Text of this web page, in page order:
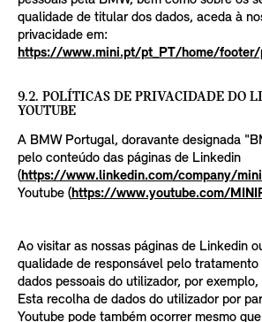
qualidade de titular dos dados, aceda à
privacidade em:
https://www.mini.pt/pt_PT/home/
9.2. POLÍTICAS DE PRIVACIDADE DO
YOUTUBE
A BMW Portugal, doravante designada
pelo conteúdo das páginas de Linkedin
(https://www.linkedin.com/company/
Youtube (https://www.youtube.com/
Ao visitar as nossas páginas de Linkedin
qualidade de responsável pelo
dados pessoais do utilizador, por
Esta recolha de dados do utilizador por
Youtube pode também ocorrer mesmo